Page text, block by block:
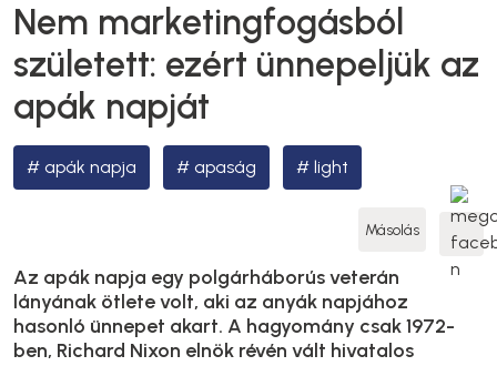
Nem marketingfogásból
született: ezért ünnepeljük az
apák napját
apák napja apaság light
Másolás
Az apák napja egy polgárháborús veterán
lányának ötlete volt, aki az anyák napjához
hasonló ünnepet akart. A hagyomány csak 1972-
ben, Richard Nixon elnök révén vált hivatalos